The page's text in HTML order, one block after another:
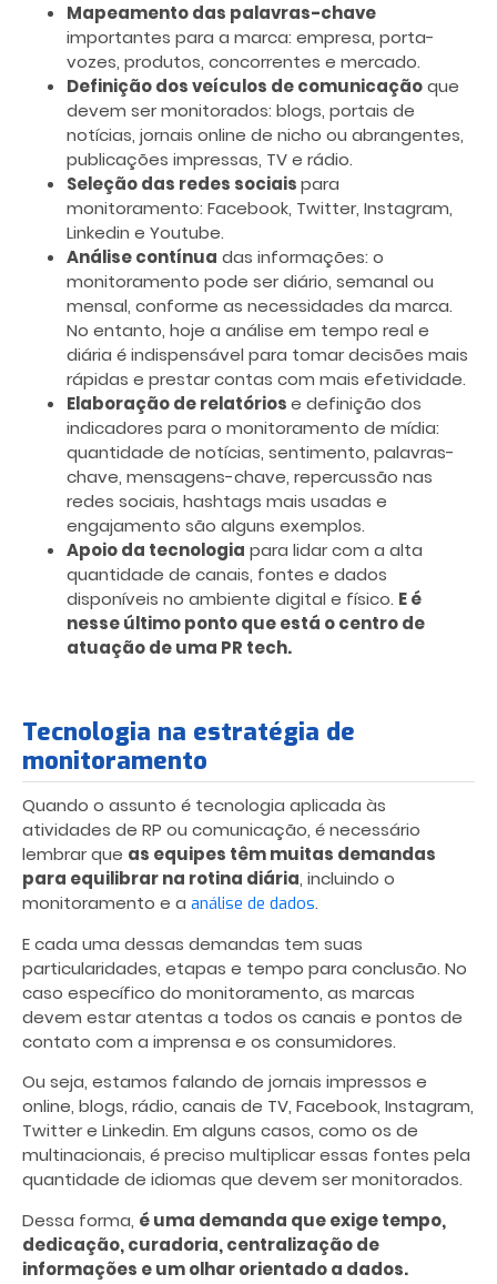
Mapeamento das palavras-chave
importantes para a marca: empresa, porta-
vozes, produtos, concorrentes e mercado.
Definição dos veículos de comunicaçãoque
devem ser monitorados: blogs, portais de
notícias, jornais online de nicho ou abrangentes,
publicações impressas, TV e rádio.
Seleção das redes sociaispara
monitoramento: Facebook, Twitter, Instagram,
Linkedin e Youtube.
Análise contínua das informações: o
monitoramento pode ser diário, semanal ou
mensal, conforme as necessidades da marca.
No entanto, hoje a análise em tempo real e
diária é indispensável para tomar decisões mais
rápidas e prestar contas com mais efetividade.
Elaboração de relatóriose definição dos
indicadores para o monitoramento de mídia:
quantidade de notícias, sentimento, palavras-
chave, mensagens-chave, repercussão nas
redes sociais, hashtags mais usadas e
engajamento são alguns exemplos.
Apoio da tecnologia para lidar com a alta
quantidade de canais, fontes e dados
disponíveis no ambiente digital e físico. E é
nesse último ponto que está o centro de
atuação de uma PR tech.
Tecnologia na estratégia de
monitoramento
Quando o assunto é tecnologia aplicada às
atividades de RP ou comunicação, é necessário
lembrar que as equipes têm muitas demandas
para equilibrar na rotina diária, incluindo o
monitoramento e a análise de dados.
E cada uma dessas demandas tem suas
particularidades, etapas e tempo para conclusão. No
caso específico do monitoramento, as marcas
devem estar atentas a todos os canais e pontos de
contato com a imprensa e os consumidores.
Ou seja, estamos falando de jornais impressos e
online, blogs, rádio, canais de TV, Facebook, Instagram,
Twitter e Linkedin. Em alguns casos, como os de
multinacionais, é preciso multiplicar essas fontes pela
quantidade de idiomas que devem ser monitorados.
Dessa forma, é uma demanda que exige tempo,
dedicação, curadoria, centralização de
informações e um olhar orientado a dados.